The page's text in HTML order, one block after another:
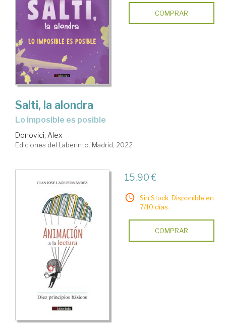
COMPRAR
Salti, la alondra
Lo imposible es posible
Donovici, Alex
Ediciones del Laberinto. Madrid, 2022
15,90 €
Sin Stock. Disponible en
7/10 días.
COMPRAR